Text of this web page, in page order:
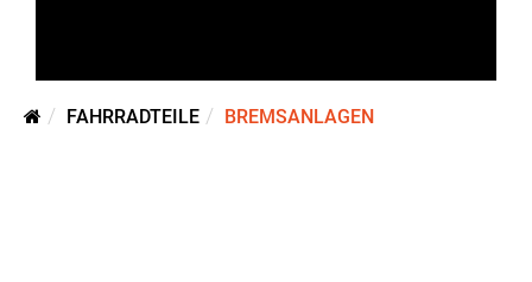
FAHRRADTEILE BREMSANLAGEN